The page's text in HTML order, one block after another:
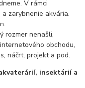
V rámci
zarybnenie akvária.
rozmer nenašli,
obchodu,
náčrt, projekt a pod.
insektárií a